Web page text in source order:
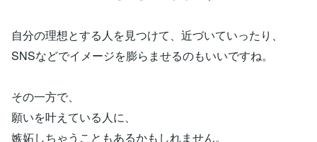
自分の理想とする人を見つけて、近づいていったり、
SNSなどでイメージを膨らませるのもいいですね。
その一方で、
願いを叶えている人に、
嫉妬しちゃうこともあるかもしれません。